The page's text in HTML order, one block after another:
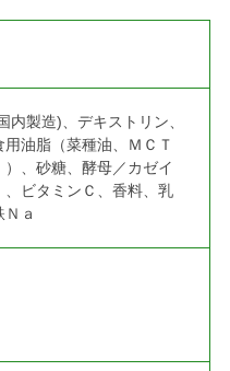
内製造)、デキストリン、
油脂（菜種油、ＭＣＴ
）、砂糖、酵母／カゼイ
、ビタミンＣ、香料、乳
ａ